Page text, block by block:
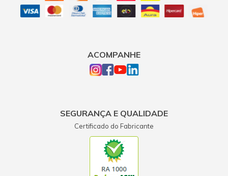
ACOMPANHE
SEGURANÇA E QUALIDADE
Certificado do Fabricante